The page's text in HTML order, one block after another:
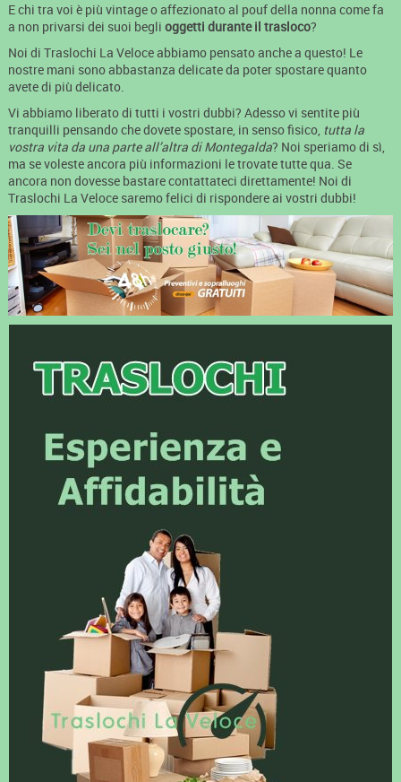
E chi tra voi è più vintage o affezionato al pouf della nonna come fa
a non privarsi dei suoi begli oggetti durante il trasloco?
Noi di Traslochi La Veloce abbiamo pensato anche a questo! Le
nostre mani sono abbastanza delicate da poter spostare quanto
avete di più delicato.
Vi abbiamo liberato di tutti i vostri dubbi? Adesso vi sentite più
tranquilli pensando che dovete spostare, in senso fisico, tutta la
vostra vita da una parte all’altra di Montegalda? Noi speriamo di sì,
ma se voleste ancora più informazioni le trovate tutte qua. Se
ancora non dovesse bastare contattateci direttamente! Noi di
Traslochi La Veloce saremo felici di rispondere ai vostri dubbi!